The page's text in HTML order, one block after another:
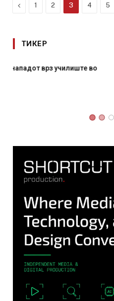
Previous
1 2 3 4 5
ТИКЕР
СОЗИС: Украинците повеќе